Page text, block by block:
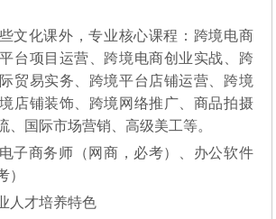
文化课外，专业核心课程：跨境电商
台项目运营、跨境电商创业实战、跨
贸易实务、跨境平台店铺运营、跨境
店铺装饰、跨境网络推广、商品拍摄
、国际市场营销、高级美工等。
子商务师（网商，必考）、办公软件
）
人才培养特色